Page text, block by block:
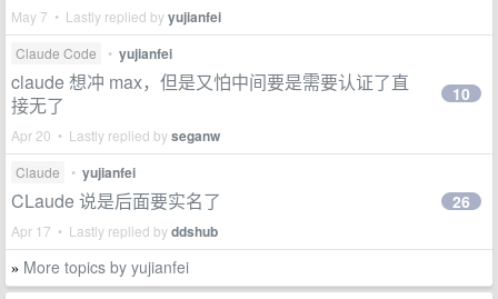
May 7 • Lastly replied byyujianfei
Claude Code • yujianfei
claude 想冲 max，但是又怕中间要是需要认证了直
接无了
Apr 20 • Lastly replied byseganw
10
Claude • yujianfei
CLaude 说是后面要实名了
Apr 17 • Lastly replied byddshub
26
» More topics by yujianfei